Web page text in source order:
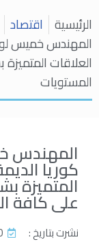
الرئيسية اقتصاد
المهندس خميس
العلاقات
المستويات
المهندس
كوريا
المتميزة
على كافة
نشرت بتاريخ :